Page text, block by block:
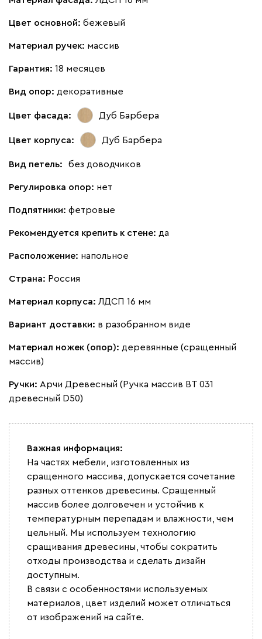
Цвет основной: бежевый
Материал ручек: массив
Гарантия: 18 месяцев
Вид опор: декоративные
Цвет фасада: Дуб Барбера
Цвет корпуса: Дуб Барбера
Вид петель: без доводчиков
Регулировка опор: нет
Подпятники: фетровые
Рекомендуется крепить к стене: да
Расположение: напольное
Страна: Россия
Материал корпуса: ЛДСП 16 мм
Вариант доставки: в разобранном виде
Материал ножек (опор): деревянные (сращенный
массив)
Ручки: Арчи Древесный (Ручка массив ВТ 031
древесный D50)
Важная информация:
На частях мебели, изготовленных из
сращенного массива, допускается сочетание
разных оттенков древесины. Сращенный
массив более долговечен и устойчив к
температурным перепадам и влажности, чем
цельный. Мы используем технологию
сращивания древесины, чтобы сократить
отходы производства и сделать дизайн
доступным.
В связи с особенностями используемых
материалов, цвет изделий может отличаться
от изображений на сайте.